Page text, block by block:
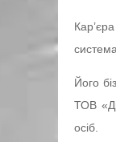
Його
ТОВ
осіб.